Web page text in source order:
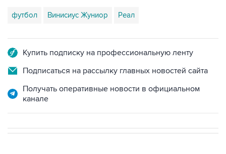
футбол Винисиус Жуниор Реал
Купить подписку на профессиональную ленту
Подписаться на рассылку главных новостей сайта
Получать оперативные новости в официальном
канале